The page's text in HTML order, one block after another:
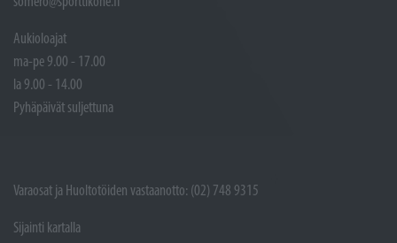
Aukioloajat
ma-pe 9.00 - 17.00
la 9.00 - 14.00
Pyhäpäivät suljettuna
Varaosat ja Huoltotöiden vastaanotto: (02) 748 9315
Sijainti kartalla